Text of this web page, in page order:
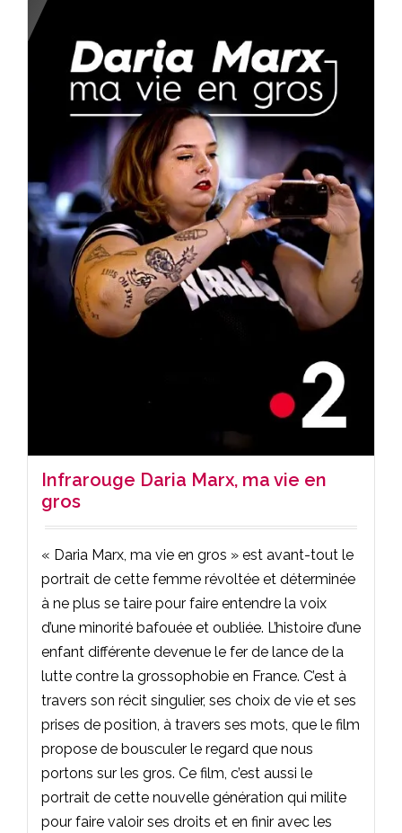
Infrarouge Daria Marx, ma vie en
gros
« Daria Marx, ma vie en gros » est avant-tout le
portrait de cette femme révoltée et déterminée
à ne plus se taire pour faire entendre la voix
d’une minorité bafouée et oubliée. L’histoire d’une
enfant différente devenue le fer de lance de la
lutte contre la grossophobie en France. C’est à
travers son récit singulier, ses choix de vie et ses
prises de position, à travers ses mots, que le film
propose de bousculer le regard que nous
portons sur les gros. Ce film, c’est aussi le
portrait de cette nouvelle génération qui milite
pour faire valoir ses droits et en finir avec les